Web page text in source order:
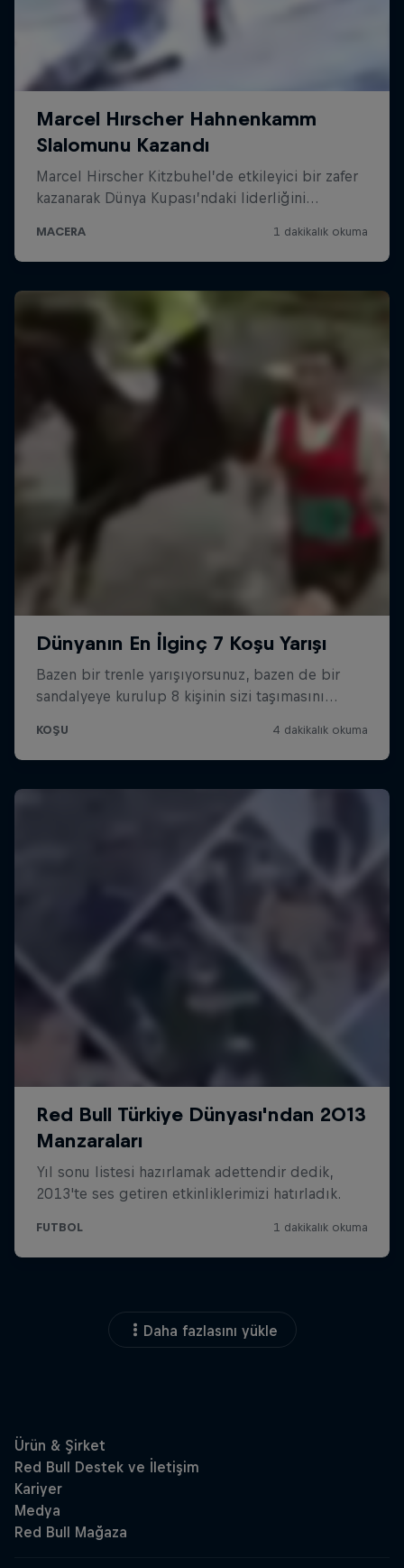
Daha fazlasını yükle